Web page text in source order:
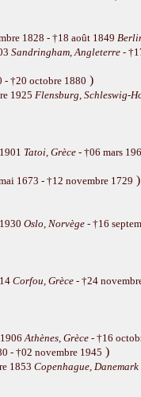
1828 - †18 août 1849
Sandringham, Angleterre -
- †20 octobre 1880 )
1925 Flensburg, Schleswig-
Tatoi, Grèce - †06 mars
1673 - †12 novembre 1729 )
Oslo, Norvège - †16
Corfou, Grèce - †24
Athènes, Grèce - †16
- †02 novembre 1945 )
1853 Copenhague, Danemark